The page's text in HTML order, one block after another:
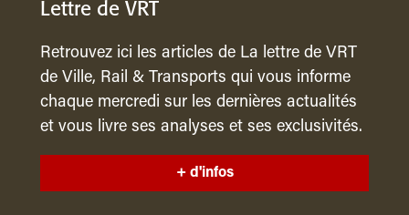
Lettre de VRT
Retrouvez ici les articles de La lettre de VRT
de Ville, Rail & Transports qui vous informe
chaque mercredi sur les dernières actualités
et vous livre ses analyses et ses exclusivités.
+ d'infos